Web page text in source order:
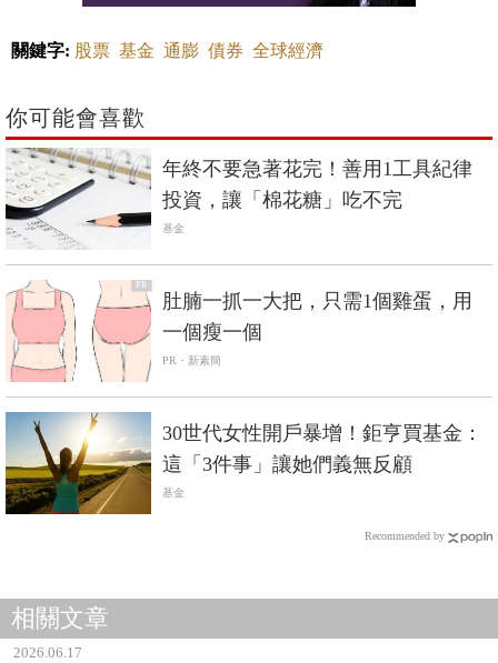
關鍵字: 股票 基金 通膨 債券 全球經濟
你可能會喜歡
年終不要急著花完！善用1工具紀律
投資，讓「棉花糖」吃不完
基金
PR
肚腩一抓一大把，只需1個雞蛋，用
一個瘦一個
PR・新素簡
30世代女性開戶暴增！鉅亨買基金：
這「3件事」讓她們義無反顧
基金
Recommended by
相關文章
2026.06.17